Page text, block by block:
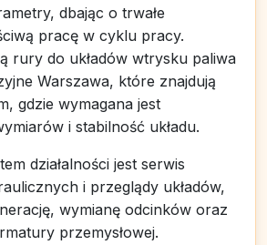
dbając o trwałe
pracę w cyklu pracy.
rury do układów wtrysku paliwa
Warszawa, które znajdują
gdzie wymagana jest
i stabilność układu.
działalności jest serwis
i przeglądy układów,
wymianę odcinków oraz
przemysłowej.